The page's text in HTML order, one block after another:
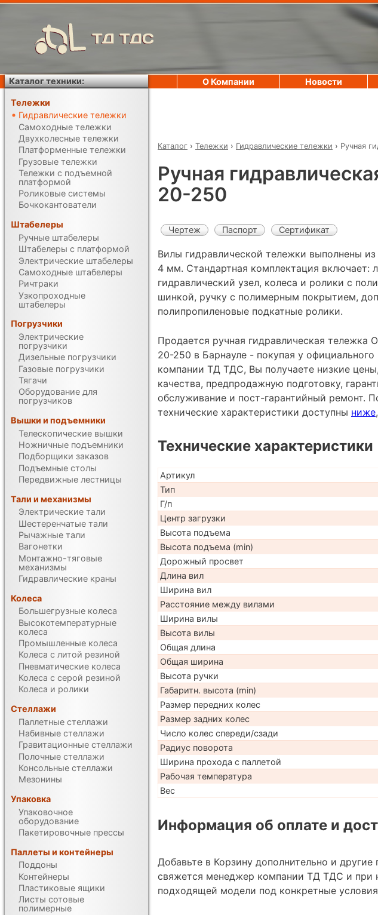
ТД ТДС
Каталог › Тележки › Гидравлические тележки › Ручная
Ручная
20-250
Чертеж Паспорт Сертификат
Вилы гидравлической тележки выполнены
4 мм. Стандартная комплектация включает:
гидравлический узел, колеса и ролики с
шинкой, ручку с полимерным покрытием,
полипропиленовые подкатные ролики.
Продается ручная гидравлическая тележка
20-250 в Барнауле - покупая у
компании ТД ТДС, Вы получаете низкие
качества, предпродажную подготовку,
обслуживание и пост-гарантийный ремонт.
технические характеристики доступны ниже
Технические характеристики
Артикул
Тип
Г/п
Центр загрузки
Высота подъема
Высота подъема (min)
Дорожный просвет
Длина вил
Ширина вил
Расстояние между вилами
Ширина вилы
Высота вилы
Общая длина
Общая ширина
Высота ручки
Габаритн. высота (min)
Размер передних колес
Размер задних колес
Число колес спереди/сзади
Радиус поворота
Ширина прохода с паллетой
Рабочая температура
Вес
Информация об оплате и
Добавьте в Корзину дополнительно и
свяжется менеджер компании ТД ТДС и при
подходящей модели под конкретные
О Компании Новости
Каталог техники:
Тележки
Гидравлические тележки
Самоходные тележки
Двухколесные тележки
Платформенные тележки
Грузовые тележки
Тележки с подъемной
платформой
Роликовые системы
Бочкокантователи
Штабелеры
Ручные штабелеры
Штабелеры с платформой
Электрические штабелеры
Самоходные штабелеры
Ричтраки
Узкопроходные
штабелеры
Погрузчики
Электрические
погрузчики
Дизельные погрузчики
Газовые погрузчики
Тягачи
Оборудование для
погрузчиков
Вышки и подъемники
Телескопические вышки
Ножничные подъемники
Подборщики заказов
Подъемные столы
Передвижные лестницы
Тали и механизмы
Электрические тали
Шестеренчатые тали
Рычажные тали
Вагонетки
Монтажно-тяговые
механизмы
Гидравлические краны
Колеса
Большегрузные колеса
Высокотемпературные
колеса
Промышленные колеса
Колеса с литой резиной
Пневматические колеса
Колеса с серой резиной
Колеса и ролики
Стеллажи
Паллетные стеллажи
Набивные стеллажи
Гравитационные стеллажи
Полочные стеллажи
Консольные стеллажи
Мезонины
Упаковка
Упаковочное
оборудование
Пакетировочные прессы
Паллеты и контейнеры
Поддоны
Контейнеры
Пластиковые ящики
Листы сотовые
полимерные